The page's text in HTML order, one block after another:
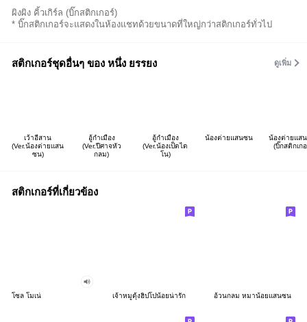
ผิงผิง คิ้วเกิร์ล (บิ๊กสติกเกอร์)
* บิ๊กสติกเกอร์จะแสดงในห้องแชทด้วยขนาดที่ใหญ่กว่าสติกเกอร์ทั่วไป
สติกเกอร์ชุดอื่นๆ ของ หนึ่ง ยรรยง ดูเพิ่ม
เว้าอีสาน
(Ver.น้องต่ายแสน
ซน)
อู้กำเมือง
(Ver.ปีศาจหัว
กลม)
อู้กำเมือง
(Ver.น้องเป็ดได
โน)
น้องต่ายแสนซน
น้องต่ายแส
(บิ๊กสติกเก
สติกเกอร์ที่เกี่ยวข้อง
โซล โมเน่ เจ้าหมูดุ้งฮิปโปน้อยน่ารัก อ้วนกลม หมาน้อยแสนซน